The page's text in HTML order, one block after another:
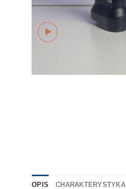
OPIS CHARAKTERYSTYKA